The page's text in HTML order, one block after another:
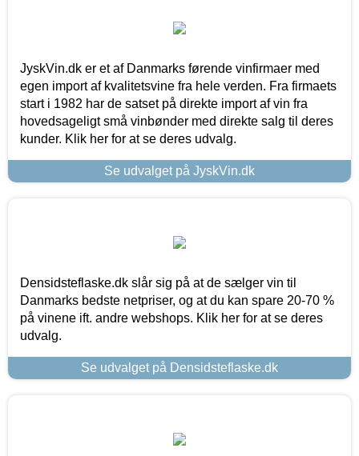
JyskVin.dk er et af Danmarks førende vinfirmaer med
egen import af kvalitetsvine fra hele verden. Fra firmaets
start i 1982 har de satset på direkte import af vin fra
hovedsageligt små vinbønder med direkte salg til deres
kunder. Klik her for at se deres udvalg.
Se udvalget på JyskVin.dk
Densidsteflaske.dk slår sig på at de sælger vin til
Danmarks bedste netpriser, og at du kan spare 20-70 %
på vinene ift. andre webshops. Klik her for at se deres
udvalg.
Se udvalget på Densidsteflaske.dk